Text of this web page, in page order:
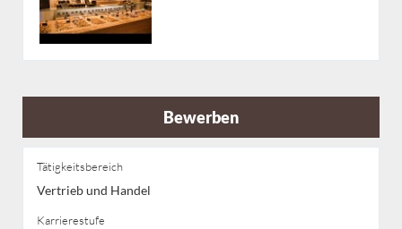
Bewerben
Tätigkeitsbereich
Vertrieb und Handel
Karrierestufe